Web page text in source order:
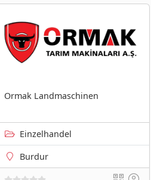
Ormak Landmaschinen
Einzelhandel
Burdur